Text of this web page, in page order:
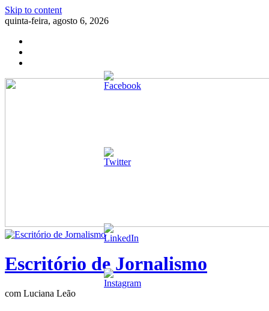
Skip to content
quinta-feira, agosto 6, 2026
Escritório de Jornalismo
com Luciana Leão